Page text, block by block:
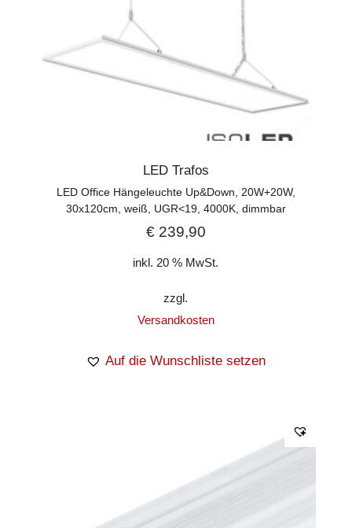
LED Trafos
LED Office Hängeleuchte Up&Down, 20W+20W,
30x120cm, weiß, UGR<19, 4000K, dimmbar
€239,90
inkl. 20 % MwSt.
zzgl.
Versandkosten
Auf die Wunschliste setzen